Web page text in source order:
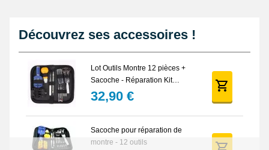
Découvrez ses accessoires !
Lot Outils Montre 12 pièces +
Sacoche - Réparation Kit
Horlogerie
32,90 €
Sacoche pour réparation de
montre - 12 outils